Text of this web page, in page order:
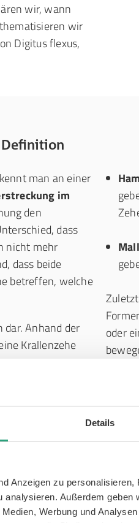
Details
Anzeigen zu
analysieren. Außerdem
Werbung und
wir, wann
wir
Digitus flexus,
Definition
man an einer
im
den
dass
nicht mehr
dass beide
betreffen, welche
Anhand der
Krallenzehe
oder